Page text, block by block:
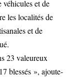
véhicules et de
les localités de
et de
23 valeureux
blessés », ajoute-